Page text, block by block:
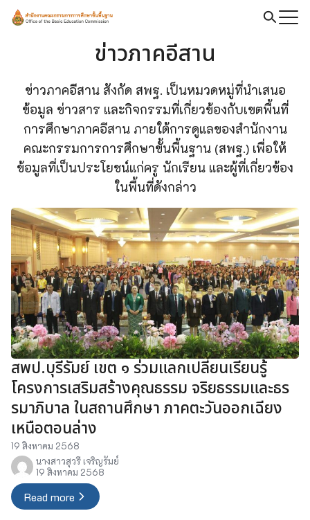
Skip
ข่าวภาคอีสาน
ข่าวภาคอีสาน สังกัด สพฐ. เป็นหมวดหมู่ที่นำเสนอ
ข้อมูล ข่าวสาร และกิจกรรมที่เกี่ยวข้องกับเขตพื้นที่
การศึกษาภาคอีสาน ภายใต้การดูแลของสำนักงาน
คณะกรรมการการศึกษาขั้นพื้นฐาน (สพฐ.) เพื่อให้
ข้อมูลที่เป็นประโยชน์แก่ครู นักเรียน และผู้ที่เกี่ยวข้อง
ในพื้นที่ดังกล่าว
สพป.บุรีรัมย์ เขต ๑ ร่วมแลกเปลี่ยนเรียนรู้
โครงการเสริมสร้างคุณธรรม จริยธรรมและธร
รมาภิบาล ในสถานศึกษา ภาคตะวันออกเฉียง
เหนือตอนล่าง
19 สิงหาคม 2568
นางสาวสุวรี เจริญรัมย์
19 สิงหาคม 2568
Read more